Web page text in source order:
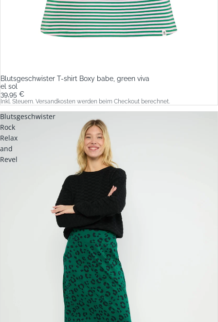
Blutsgeschwister T-shirt Boxy babe, green viva
el sol
39,95 €
Inkl. Steuern. Versandkosten werden beim Checkout berechnet.
Blutsgeschwister
Rock
Relax
and
Revel